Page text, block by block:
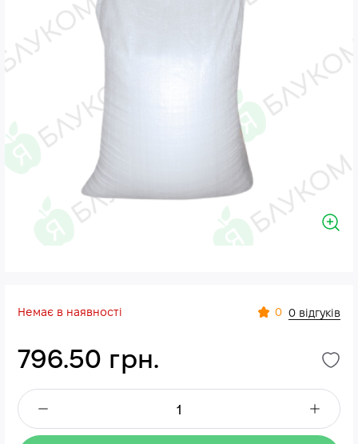
Немає в наявності 0 0 відгуків
796.50 грн.